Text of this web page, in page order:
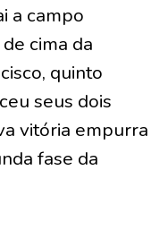
a campo
cima da
quinto
seus dois
vitória empurra
fase da